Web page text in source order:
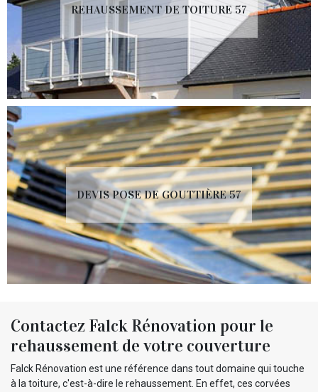
REHAUSSEMENT DE TOITURE 57
DEVIS POSE DE GOUTTIÈRE 57
Contactez Falck Rénovation pour le
rehaussement de votre couverture
Falck Rénovation est une référence dans tout domaine qui touche
à la toiture, c'est-à-dire le rehaussement. En effet, ces corvées